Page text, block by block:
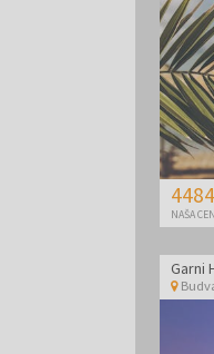
NAŠA
Garni